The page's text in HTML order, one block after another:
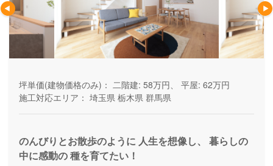
坪単価(建物価格のみ)： 二階建: 58万円、 平屋: 62万円
施工対応エリア： 埼玉県 栃木県 群馬県
のんびりとお散歩のように 人生を想像し、 暮らしの
中に感動の 種を育てたい！